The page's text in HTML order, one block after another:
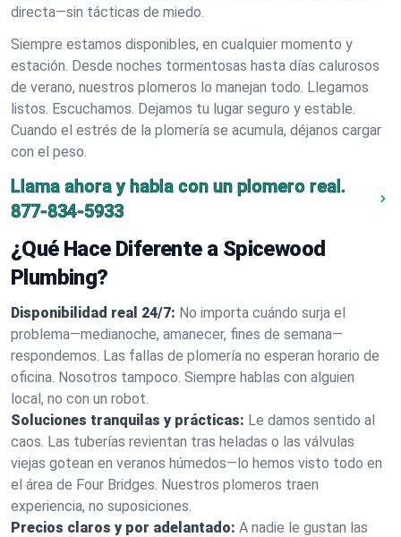
directa—sin tácticas de miedo.
Siempre estamos disponibles, en cualquier momento y
estación. Desde noches tormentosas hasta días calurosos
de verano, nuestros plomeros lo manejan todo. Llegamos
listos. Escuchamos. Dejamos tu lugar seguro y estable.
Cuando el estrés de la plomería se acumula, déjanos cargar
con el peso.
Llama ahora y habla con un plomero real.
877-834-5933
¿Qué Hace Diferente a Spicewood
Plumbing?
Disponibilidad real 24/7: No importa cuándo surja el
problema—medianoche, amanecer, fines de semana—
respondemos. Las fallas de plomería no esperan horario de
oficina. Nosotros tampoco. Siempre hablas con alguien
local, no con un robot.
Soluciones tranquilas y prácticas: Le damos sentido al
caos. Las tuberías revientan tras heladas o las válvulas
viejas gotean en veranos húmedos—lo hemos visto todo en
el área de Four Bridges. Nuestros plomeros traen
experiencia, no suposiciones.
Precios claros y por adelantado: A nadie le gustan las